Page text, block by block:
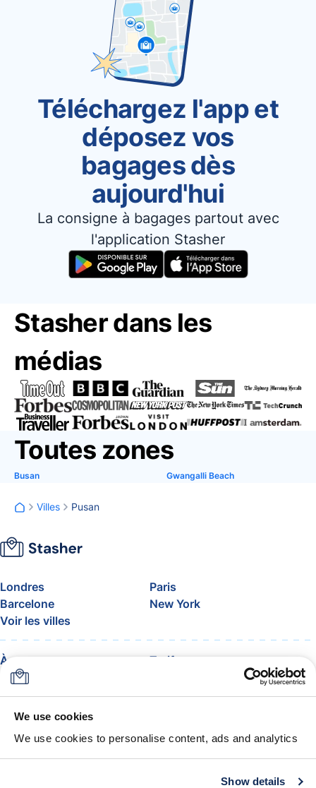
We use cookies
We use cookies to personalise content, ads and analytics
Show details
Téléchargez l'app et
déposez vos
bagages dès
aujourd'hui
La consigne à bagages partout avec
l'application Stasher
Stasher dans les
médias
Toutes zones
Busan Gwangalli Beach
Villes Pusan
Londres
Paris
Barcelone
New York
Voir les villes
À propos
Tarifs
FAQ
Blog
Rejoignez le programme
avion
La garantie Stasher
Conditions générales